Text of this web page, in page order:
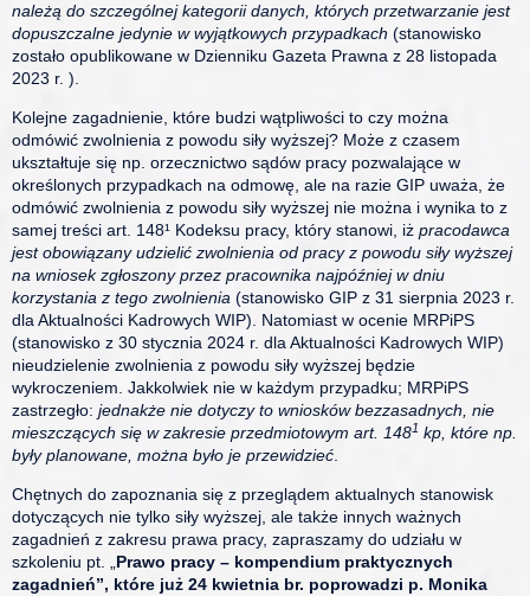
należą do szczególnej kategorii danych, których przetwarzanie jest
dopuszczalne jedynie w wyjątkowych przypadkach (stanowisko
zostało opublikowane w Dzienniku Gazeta Prawna z 28 listopada
2023 r. ).
Kolejne zagadnienie, które budzi wątpliwości to czy można
odmówić zwolnienia z powodu siły wyższej? Może z czasem
ukształtuje się np. orzecznictwo sądów pracy pozwalające w
określonych przypadkach na odmowę, ale na razie GIP uważa, że
odmówić zwolnienia z powodu siły wyższej nie można i wynika to z
samej treści art. 148¹ Kodeksu pracy, który stanowi, iż pracodawca
jest obowiązany udzielić zwolnienia od pracy z powodu siły wyższej
na wniosek zgłoszony przez pracownika najpóźniej w dniu
korzystania z tego zwolnienia (stanowisko GIP z 31 sierpnia 2023 r.
dla Aktualności Kadrowych WIP). Natomiast w ocenie MRPiPS
(stanowisko z 30 stycznia 2024 r. dla Aktualności Kadrowych WIP)
nieudzielenie zwolnienia z powodu siły wyższej będzie
wykroczeniem. Jakkolwiek nie w każdym przypadku; MRPiPS
zastrzegło: jednakże nie dotyczy to wniosków bezzasadnych, nie
mieszczących się w zakresie przedmiotowym art. 1481 kp, które np.
były planowane, można było je przewidzieć
Chętnych do zapoznania się z przeglądem aktualnych stanowisk
dotyczących nie tylko siły wyższej, ale także innych ważnych
zagadnień z zakresu prawa pracy, zapraszamy do udziału w
szkoleniu pt. „ Prawo pracy – kompendium praktycznych
zagadnień”, które już 24 kwietnia br. poprowadzi p. Monika